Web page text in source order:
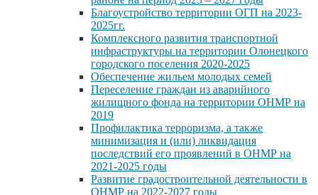
Благоустройство территории ОГП на 2023-
2025гг.
Комплексного развития транспортной
инфраструктуры на территории Олонецкого
городского поселения 2020-2025
Обеспечение жильем молодых семей
Переселение граждан из аварийного
жилищного фонда на территории ОНМР на
2019
Профилактика терроризма, а также
минимизация и (или) ликвидация
последствий его проявлений в ОНМР на
2021-2025 годы
Развитие градостроительной деятельности в
ОНМР на 2022-2027 годы